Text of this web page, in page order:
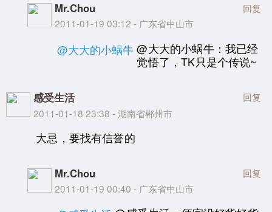
Mr.Chou
2011-01-19 03:12 - 广东省中山市
回复
@大大的小蜗牛 @大大的小蜗牛：我已经
觉悟了，TK只是个传说~
感受生活
2011-01-18 23:38 - 湖南省郴州市
回复
大忌，要找有信誉的
Mr.Chou
2011-01-19 00:40 - 广东省中山市
回复